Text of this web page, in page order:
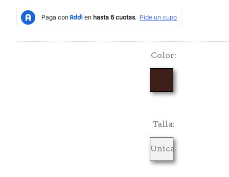
Color
Talla
Unica